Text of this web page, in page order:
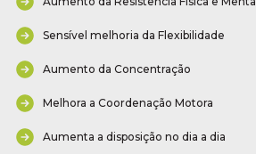
Sensível melhoria da Flexibilidade
Aumento da Concentração
Melhora a Coordenação Motora
Aumenta a disposição no dia a dia